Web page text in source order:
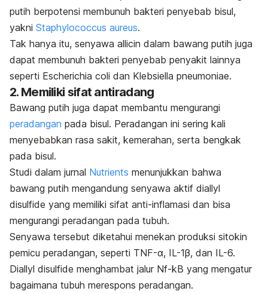
putih berpotensi membunuh bakteri penyebab bisul,
yakni Staphylococcus aureus.
Tak hanya itu, senyawa allicin dalam bawang putih juga
dapat membunuh bakteri penyebab penyakit lainnya
seperti Escherichia coli dan Klebsiella pneumoniae.
2. Memiliki sifat antiradang
Bawang putih juga dapat membantu mengurangi
peradangan pada bisul. Peradangan ini sering kali
menyebabkan rasa sakit, kemerahan, serta bengkak
pada bisul.
Studi dalam jurnal Nutrients menunjukkan bahwa
bawang putih mengandung senyawa aktif diallyl
disulfide yang memiliki sifat anti-inflamasi dan bisa
mengurangi peradangan pada tubuh.
Senyawa tersebut diketahui menekan produksi sitokin
pemicu peradangan, seperti TNF-α, IL-1β, dan IL-6.
Diallyl disulfide menghambat jalur Nf-kB yang mengatur
bagaimana tubuh merespons peradangan.